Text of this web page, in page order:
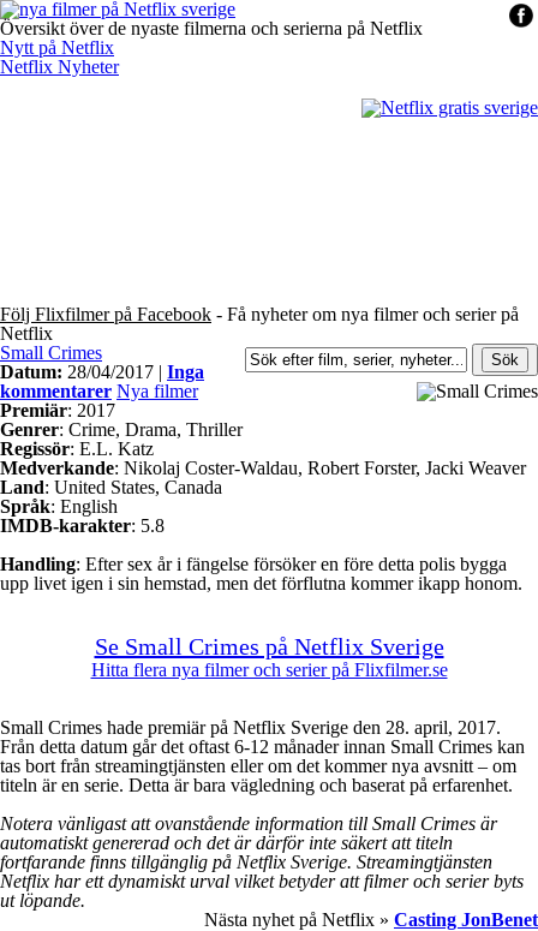
Översikt över de nyaste filmerna och serierna på Netflix
Nytt på Netflix
Netflix Nyheter
Följ Flixfilmer på Facebook - Få nyheter om nya filmer och serier på
Netflix
Small Crimes
Datum: 28/04/2017 | Inga
kommentarer Nya filmer
Premiär: 2017
Genrer: Crime, Drama, Thriller
Regissör: E.L. Katz
Medverkande: Nikolaj Coster-Waldau, Robert Forster, Jacki Weaver
Land: United States, Canada
Språk: English
IMDB-karakter: 5.8
Handling: Efter sex år i fängelse försöker en före detta polis bygga
upp livet igen i sin hemstad, men det förflutna kommer ikapp honom.
Se Small Crimes på Netflix Sverige
Hitta flera nya filmer och serier på Flixfilmer.se
Small Crimes hade premiär på Netflix Sverige den 28. april, 2017.
Från detta datum går det oftast 6-12 månader innan Small Crimes kan
tas bort från streamingtjänsten eller om det kommer nya avsnitt – om
titeln är en serie. Detta är bara vägledning och baserat på erfarenhet.
Notera vänligast att ovanstående information till Small Crimes är
automatiskt genererad och det är därför inte säkert att titeln
fortfarande finns tillgänglig på Netflix Sverige. Streamingtjänsten
Netflix har ett dynamiskt urval vilket betyder att filmer och serier byts
ut löpande.
Nästa nyhet på Netflix » Casting JonBenet